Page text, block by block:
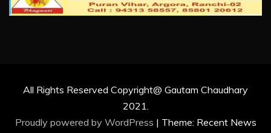
All Rights Reserved Copyright@ Gautam Chaudhary
2021.
Proudly powered by WordPress | Theme: Recent News